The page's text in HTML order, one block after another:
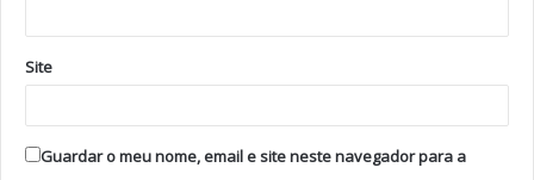
Site
Guardar o meu nome, email e site neste navegador para a